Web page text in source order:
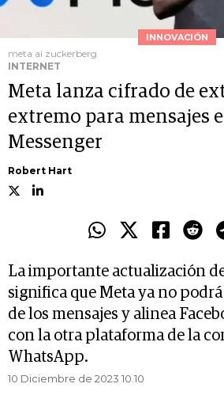
INNOVACIÓN
meta ai zuckerberg
INTERNET
Meta lanza cifrado de
extremo para mensajes
Messenger
Robert Hart
La importante actualización
significa que Meta ya no
de los mensajes y alinea
con la otra plataforma de la
WhatsApp.
10 Diciembre de 2023 10.10